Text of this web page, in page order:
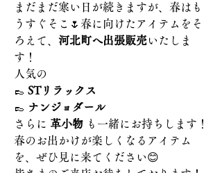
まだまだ寒い日が続きますが、春はも
うすぐそこ🌷春に向けたアイテムをそ
ろえて、 河北町へ出張販売いたしま
す！
人気の
👞 STリラックス
👞 ナンジョダール
さらに 革小物 も一緒にお持ちします！
春のお出かけが楽しくなるアイテム
を、ぜひ見に来てください😊